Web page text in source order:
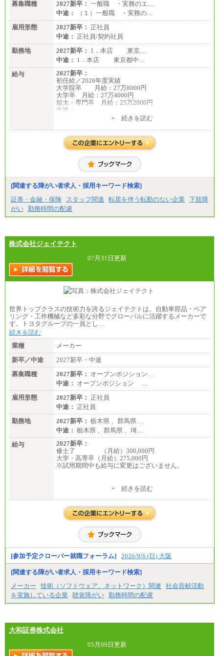
募集職種 2027新卒： 一般職 ・実務のエ…
中途：
（１）一般職 ・実務の…
雇用形態
2027新卒： 正社員
中途： 正社員/契約社員
勤務地
2027新卒： 1．本店 東京…
中途： 1．本店 東京都中…
給与
2027新卒：
初任給／2026年度実績
大学院卒 月給：27万8000円
大学卒 月給：27万4000円
短大・専門卒 月給：25万2000円
中途：
※職務経験等を考慮し決定いたします。
※試用期間中も給与に変更はございません
+ 続きを読む
[関連する障がい者求人・採用キーワード検索]
証券・金融・保険
スタッフ関連 転居を伴う転勤のない企業
下肢障
がい 勤務時間の配慮
株式会社ジェイテクト
07月31日更新
世界トップクラスの技術力を誇るジェイテクトは、自動車部品・ベア
リング・工作機械など多彩な分野でグローバルに活躍するメーカーで
す。トヨタグループの一員とし…
続きを読む
業種
メーカー
新卒／中途
2027新卒・中途
募集職種
2027新卒： オープンポジション…
中途： オープンポジション …
雇用形態
2027新卒： 正社員
中途： 正社員
勤務地
2027新卒： 栃木県 、群馬県 …
中途： 栃木県 、群馬県 、埼…
給与
2027新卒：
修士了 （月給）300,000円
大学・高専卒（月給）275,000円
※試用期間中も給与に変更はございません。
大学・高専卒（月給）275,000円
※試用期間中も給与に変更はございません。
+ 続きを読む
[参加予定クローバー就職フォーラム] 2026/9/6 (日) 大阪
[関連する障がい者求人・採用キーワード検索]
メーカー
技術（ソフトウェア、ネットワーク）関連
社会貢献活動
を実施している企業
聴覚障がい 勤務時間の配慮
大和証券株式会社
05月09日更新